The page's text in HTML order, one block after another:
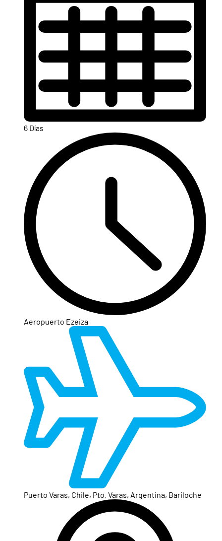
6 Días
Aeropuerto Ezeiza
Puerto Varas, Chile, Pto. Varas, Argentina, Bariloche